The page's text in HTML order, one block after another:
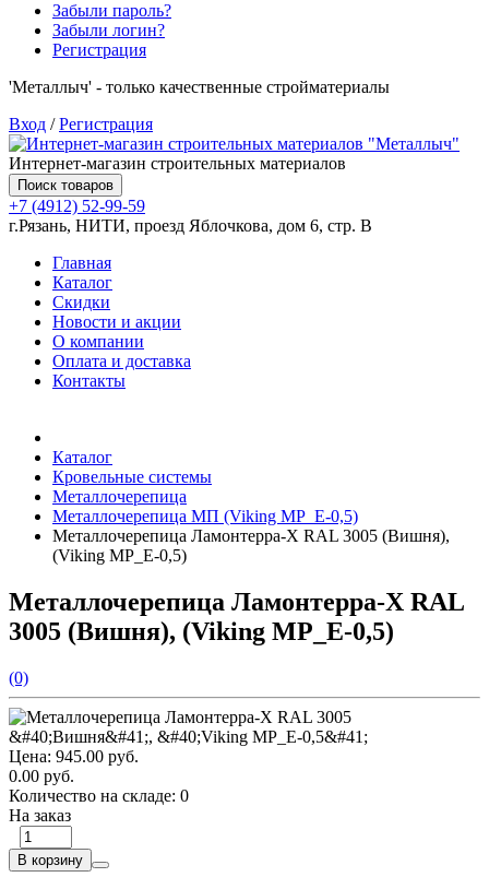
Забыли пароль?
Забыли логин?
Регистрация
'Металлыч' - только качественные стройматериалы
Вход /Регистрация
Интернет-магазин строительных материалов
Поиск товаров
+7 (4912) 52-99-59
г.Рязань, НИТИ, проезд Яблочкова, дом 6, стр. В
Главная
Каталог
Скидки
Новости и акции
О компании
Оплата и доставка
Контакты
Каталог
Кровельные системы
Металлочерепица
Металлочерепица МП (Viking MP_E-0,5)
Металлочерепица Ламонтерра-Х RAL 3005 (Вишня),
(Viking MP_E-0,5)
Металлочерепица Ламонтерра-Х RAL
3005 (Вишня), (Viking MP_E-0,5)
(0)
Цена: 945.00 руб.
0.00 руб.
Количество на складе: 0
На заказ
В корзину